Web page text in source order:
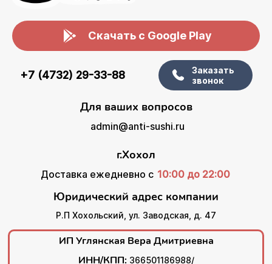
Скачать с Google Play
+7 (4732) 29-33-88
Заказать
звонок
Для ваших вопросов
admin@anti-sushi.ru
г.Хохол
Доставка ежедневно с 10:00 до 22:00
Юридический адрес компании
Р.П Хохольский, ул. Заводская, д. 47
ИП Углянская Вера Дмитриевна
ИНН/КПП: 366501186988/